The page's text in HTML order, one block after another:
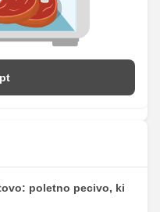
poletno pecivo, ki